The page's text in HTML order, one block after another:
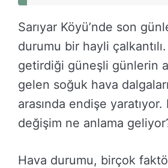
Sarıyar Köyü’nde son
durumu bir hayli çalkantılı.
getirdiği güneşli günlerin
gelen soğuk hava
arasında endişe yaratıyor.
değişim ne anlama
Hava durumu, birçok